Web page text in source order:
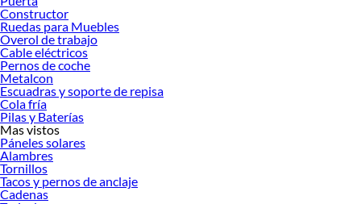
¡Visítanos y haz tus ideas realidad!
Constructor
Ruedas para Muebles
Overol de trabajo
Cable eléctricos
Pernos de coche
Metalcon
Escuadras y soporte de repisa
Cola fría
Pilas y Baterías
Mas vistos
Páneles solares
Alambres
Tornillos
Tacos y pernos de anclaje
Cadenas